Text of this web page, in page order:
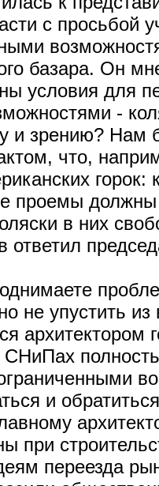
с просьбой
базара. Он
условия для
-
и зрению? Нам
что,
горок:
проемы должны
в них
ответил
не упустить
архитектором
и
при
переезда